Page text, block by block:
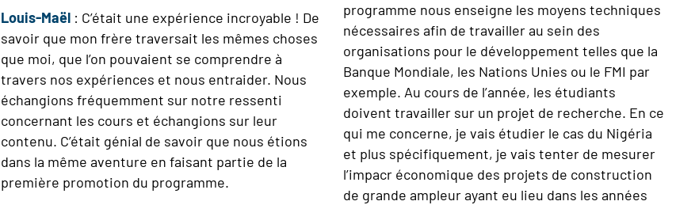
Louis-Maël : C’était une expérience incroyable ! De
savoir que mon frère traversait les mêmes choses
que moi, que l’on pouvaient se comprendre à
travers nos expériences et nous entraider. Nous
échangions fréquemment sur notre ressenti
concernant les cours et échangions sur leur
contenu. C’était génial de savoir que nous étions
dans la même aventure en faisant partie de la
première promotion du programme.
programme nous enseigne les moyens techniques
nécessaires afin de travailler au sein des
organisations pour le développement telles que la
Banque Mondiale, les Nations Unies ou le FMI par
exemple. Au cours de l’année, les étudiants
doivent travailler sur un projet de recherche. En ce
qui me concerne, je vais étudier le cas du Nigéria
et plus spécifiquement, je vais tenter de mesurer
l’impacr économique des projets de construction
de grande ampleur ayant eu lieu dans les années